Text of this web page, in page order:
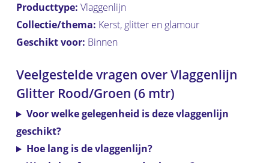
Producttype: Vlaggenlijn
Collectie/thema: Kerst, glitter en glamour
Geschikt voor: Binnen
Veelgestelde vragen over Vlaggenlijn
Glitter Rood/Groen (6 mtr)
Voor welke gelegenheid is deze vlaggenlijn
geschikt?
Hoe lang is de vlaggenlijn?